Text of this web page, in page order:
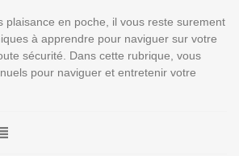
plaisance en poche, il vous reste surement
à apprendre pour naviguer sur votre
sécurité. Dans cette rubrique, vous
pour naviguer et entretenir votre